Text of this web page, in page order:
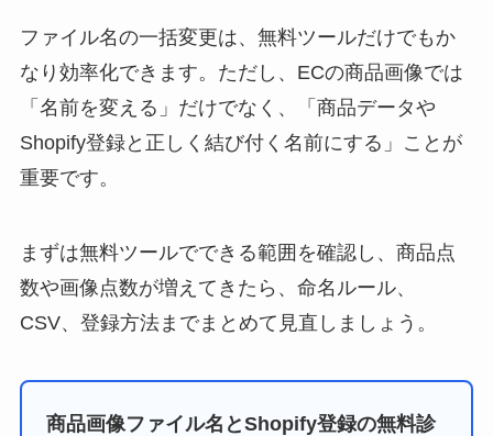
ファイル名の一括変更は、無料ツールだけでもか
なり効率化できます。ただし、ECの商品画像では
「名前を変える」だけでなく、「商品データや
Shopify登録と正しく結び付く名前にする」ことが
重要です。
まずは無料ツールでできる範囲を確認し、商品点
数や画像点数が増えてきたら、命名ルール、
CSV、登録方法までまとめて見直しましょう。
商品画像ファイル名とShopify登録の無料診